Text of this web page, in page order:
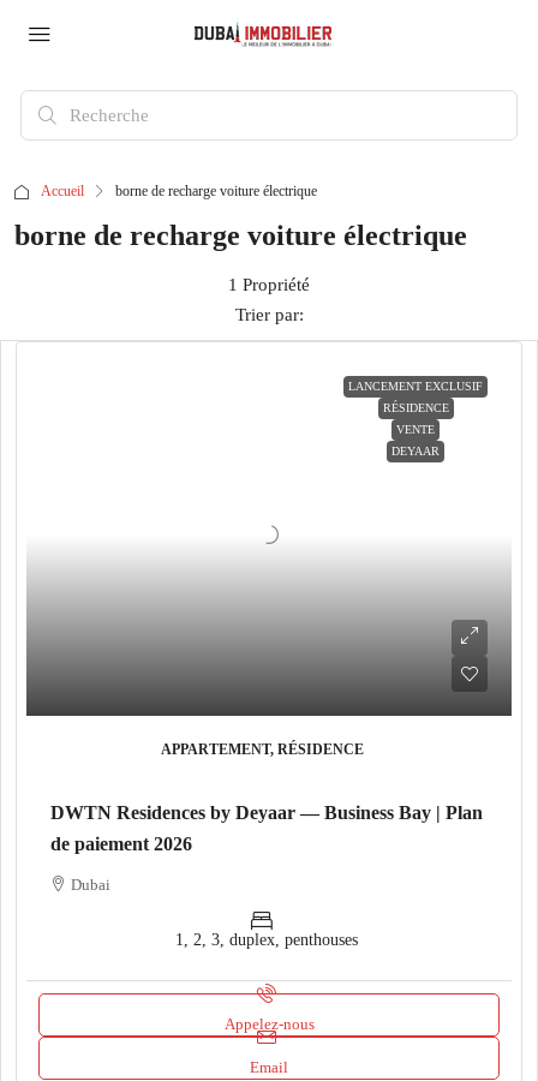
Accueil borne de recharge voiture électrique
borne de recharge voiture électrique
1 Propriété
Trier par:
LANCEMENT EXCLUSIF
RÉSIDENCE
VENTE
DEYAAR
APPARTEMENT, RÉSIDENCE
DWTN Residences by Deyaar — Business Bay | Plan
de paiement 2026
Dubai
1, 2, 3, duplex, penthouses
Appelez-nous
Email